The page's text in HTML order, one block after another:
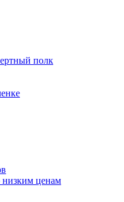
полк
низким ценам